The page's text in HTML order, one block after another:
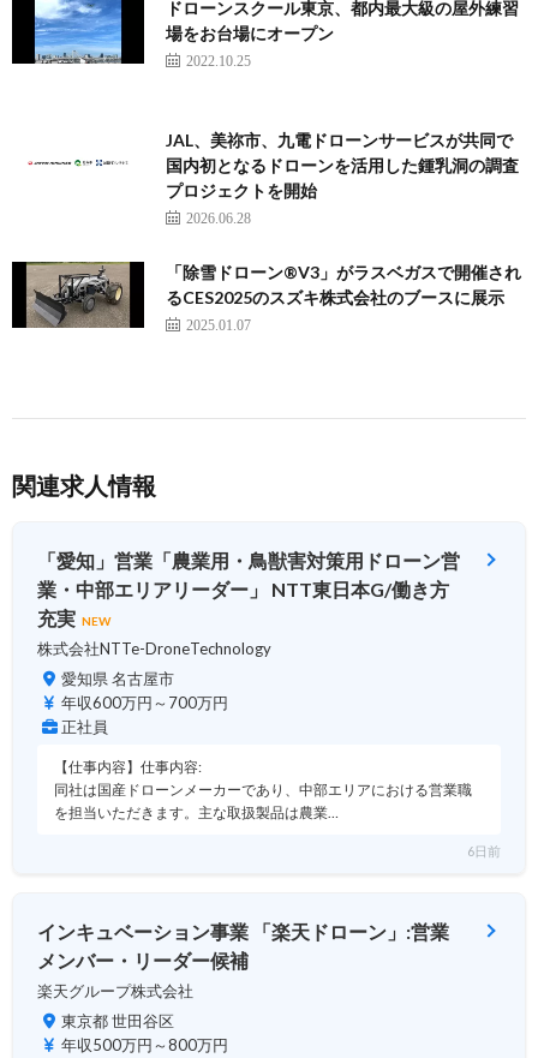
ドローンスクール東京、都内最大級の屋外練習
場をお台場にオープン
2022.10.25
JAL、美祢市、九電ドローンサービスが共同で
国内初となるドローンを活用した鍾乳洞の調査
プロジェクトを開始
2026.06.28
「除雪ドローン®V3」がラスベガスで開催され
るCES2025のスズキ株式会社のブースに展示
2025.01.07
関連求人情報
「愛知」営業「農業用・鳥獣害対策用ドローン営
業・中部エリアリーダー」 NTT東日本G/働き方
充実 NEW
株式会社NTTe-DroneTechnology
愛知県 名古屋市
年収600万円～700万円
正社員
【仕事内容】仕事内容:
同社は国産ドローンメーカーであり、中部エリアにおける営業職
を担当いただきます。主な取扱製品は農業…
6日前
インキュベーション事業 「楽天ドローン」:営業
メンバー・リーダー候補
楽天グループ株式会社
東京都 世田谷区
年収500万円～800万円